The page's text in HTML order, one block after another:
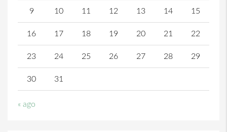
9 10 11 12 13 14 15
16 17 18 19 20 21 22
23 24 25 26 27 28 29
30 31
« ago